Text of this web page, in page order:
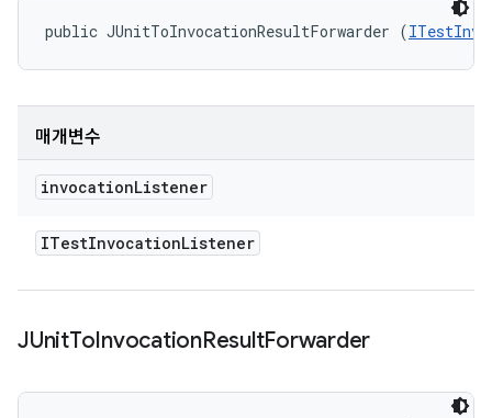
public JUnitToInvocationResultForwarder (
매개변수
invocationListener
ITestInvocationListener
JUnitToInvocationResultForwarder